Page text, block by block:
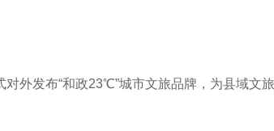
外发布“和政23℃”城市文旅品牌，为县域文